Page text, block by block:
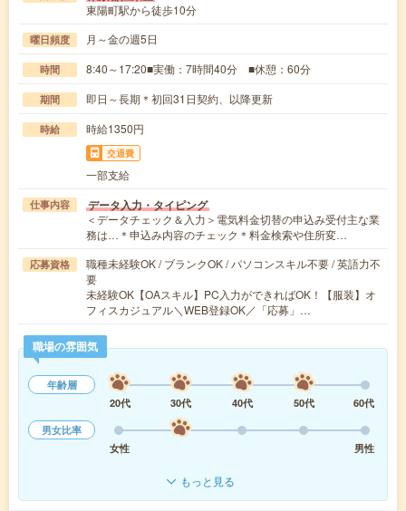
東陽町駅から徒歩10分
曜日頻度 月～金の週5日
時間 8:40～17:20■実働：7時間40分 ■休憩：60分
期間 即日～長期＊初回31日契約、以降更新
時給 時給1350円
交通費
一部支給
仕事内容 データ入力・タイピング
＜データチェック＆入力＞電気料金切替の申込み受付主な業
務は…＊申込み内容のチェック＊料金検索や住所変…
応募資格
職種未経験OK / ブランクOK / パソコンスキル不要 / 英語力不
要
未経験OK【OAスキル】PC入力ができればOK！【服装】オ
フィスカジュアル＼WEB登録OK／「応募」…
職場の雰囲気
年齢層
20代
30代 40代 50代
60代
男女比率
女性
男性
もっと見る